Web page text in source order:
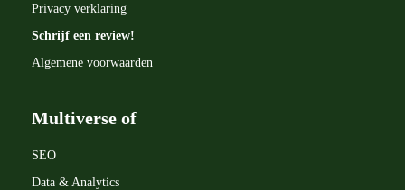
Privacy verklaring
Schrijf een review!
Algemene voorwaarden
Multiverse of
SEO
Data & Analytics